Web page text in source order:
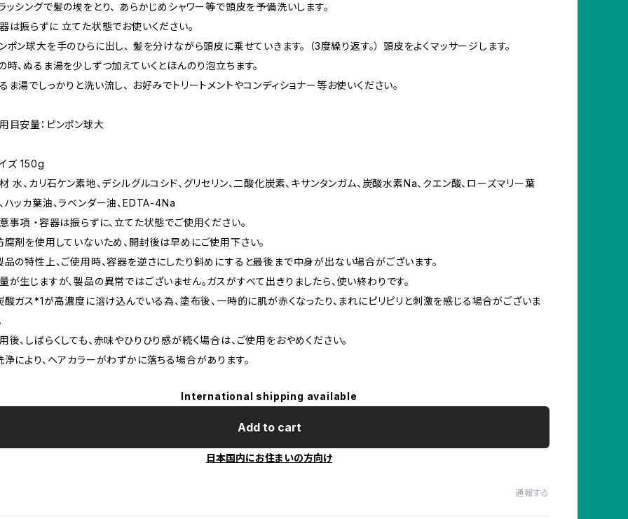
ッシングで髪の埃をとり、 あらかじめシャワー等で頭皮を予備洗いします。
は振らずに 立てた状態でお使いください。
ポン球大を手のひらに出し、 髪を分けながら頭皮に乗せていきます。 （3度繰り返す。） 頭皮をよくマッサージします。
時、ぬるま湯を少しずつ加えていくとほんのり泡立ちます。
ま湯でしっかりと洗い流し、 お好みでトリートメントやコンディショナー等お使いください。
目安量：ピンポン球大
ズ 150g
水、カリ石ケン素地、デシルグルコシド、グリセリン、二酸化炭素、キサンタンガム、炭酸水素Na、クエン酸、ローズマリー葉
ハッカ葉油、ラベンダー油、EDTA-4Na
事項 ・容器は振らずに、立てた状態でご使用ください。
腐剤を使用していないため、開封後は早めにご使用下さい。
品の特性上、ご使用時、容器を逆さにしたり斜めにすると最後まで中身が出ない場合がございます。
が生じますが、製品の異常ではございません。ガスがすべて出きりましたら、使い終わりです。
酸ガス*1が高濃度に溶け込んでいる為、塗布後、一時的に肌が赤くなったり、まれにピリピリと刺激を感じる場合がございま
後、しばらくしても、赤味やひりひり感が続く場合は、ご使用をおやめください。
浄により、ヘアカラーがわずかに落ちる場合があります。
International shipping available
Add to cart
日本国内にお住まいの方向け
通報する